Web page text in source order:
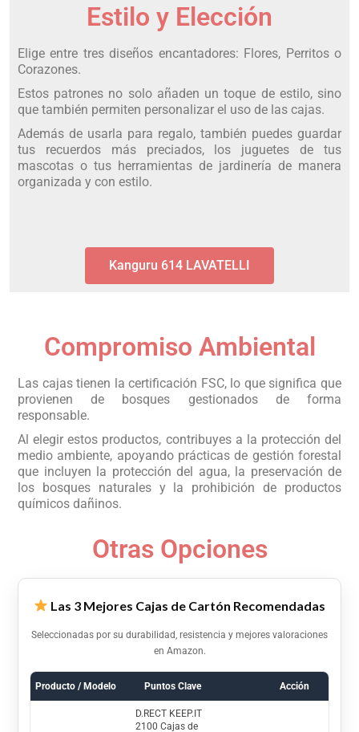
Estilo y Elección
Elige entre tres diseños encantadores: Flores, Perritos o
Corazones.
Estos patrones no solo añaden un toque de estilo, sino
que también permiten personalizar el uso de las cajas.
Además de usarla para regalo, también puedes guardar
tus recuerdos más preciados, los juguetes de tus
mascotas o tus herramientas de jardinería de manera
organizada y con estilo.
Kanguru 614 LAVATELLI
Compromiso Ambiental
Las cajas tienen la certificación FSC, lo que significa que
provienen de bosques gestionados de forma
responsable.
Al elegir estos productos, contribuyes a la protección del
medio ambiente, apoyando prácticas de gestión forestal
que incluyen la protección del agua, la preservación de
los bosques naturales y la prohibición de productos
químicos dañinos.
Otras Opciones
Las 3 Mejores Cajas de Cartón Recomendadas
Seleccionadas por su durabilidad, resistencia y mejores valoraciones
en Amazon.
Producto / Modelo Puntos Clave Acción
D.RECT KEEP.IT
2100 Cajas de